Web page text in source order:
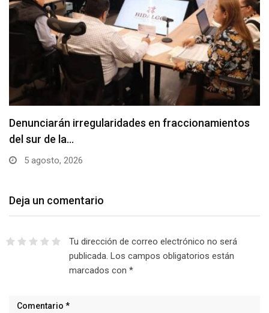
Denunciarán irregularidades en fraccionamientos
del sur de la…
5 agosto, 2026
Deja un comentario
Tu dirección de correo electrónico no será
publicada. Los campos obligatorios están
marcados con *